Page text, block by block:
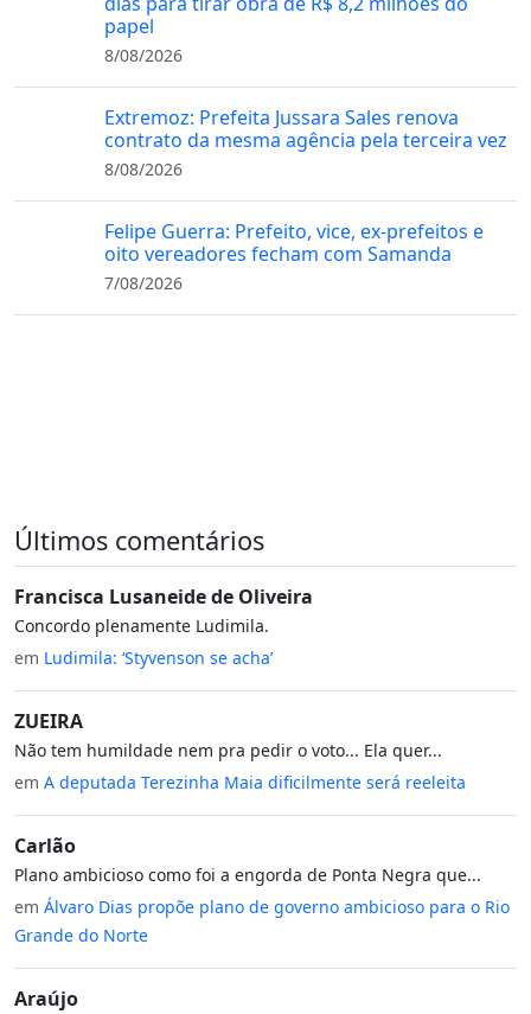
papel
8/08/2026
Extremoz: Prefeita Jussara Sales renova
contrato da mesma agência pela terceira vez
8/08/2026
Felipe Guerra: Prefeito, vice, ex-prefeitos e
oito vereadores fecham com Samanda
7/08/2026
Últimos comentários
Francisca Lusaneide de Oliveira
Concordo plenamente Ludimila.
em Ludimila: ‘Styvenson se acha’
ZUEIRA
Não tem humildade nem pra pedir o voto... Ela quer...
em A deputada Terezinha Maia dificilmente será reeleita
Carlão
Plano ambicioso como foi a engorda de Ponta Negra que...
em Álvaro Dias propõe plano de governo ambicioso para o Rio
Grande do Norte
Araújo